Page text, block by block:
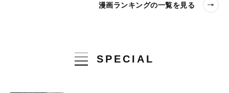
漫画ランキングの一覧を見る
SPECIAL